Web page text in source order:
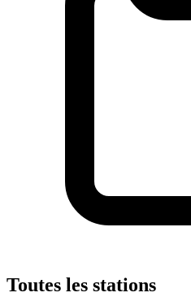
Toutes les stations